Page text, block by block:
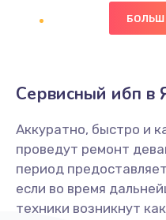
Сервисный ибп в
Аккуратно, быстро и
проведут ремонт
период
если во время
техники возникнут